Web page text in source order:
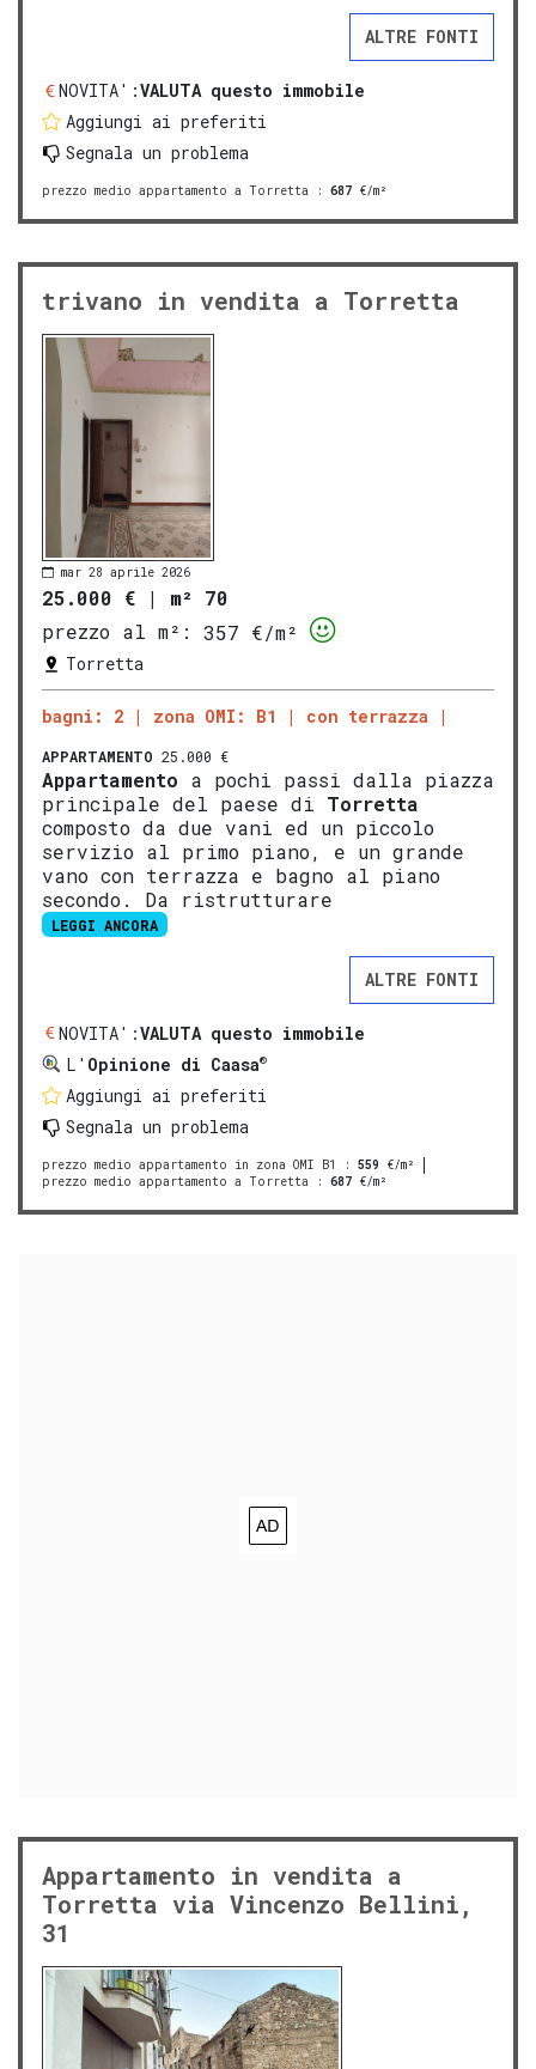
ALTRE FONTI
NOVITA':VALUTA questo immobile
Aggiungi ai preferiti
Segnala un problema
prezzo medio appartamento a Torretta : 687 €/m²
trivano in vendita a Torretta
mar 28 aprile 2026
25.000 € | m² 70
prezzo al m²:
357 €/m²
Torretta
bagni: 2 zona OMI: B1 con terrazza
APPARTAMENTO 25.000 €
Appartamento a pochi passi dalla piazza
principale del paese di Torretta
composto da due vani ed un piccolo
servizio al primo piano, e un grande
vano con terrazza e bagno al piano
secondo. Da ristrutturare
LEGGI ANCORA
ALTRE FONTI
NOVITA':VALUTA questo immobile
L' Opinione di Caasa®
Aggiungi ai preferiti
Segnala un problema
prezzo medio appartamento in zona OMI B1 : 559 €/m²
prezzo medio appartamento a Torretta : 687 €/m²
Appartamento in vendita a
Torretta via Vincenzo Bellini,
31